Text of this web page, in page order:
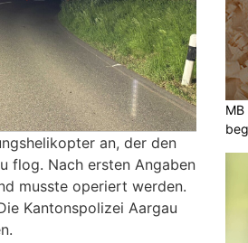
an, der den
flog. Nach ersten Angaben
musste operiert werden.
Kantonspolizei Aargau